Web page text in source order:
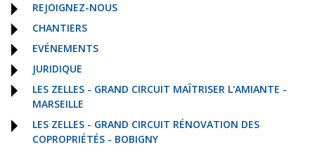
REJOIGNEZ-NOUS
CHANTIERS
EVÉNEMENTS
JURIDIQUE
LES ZELLES - GRAND CIRCUIT MAÎTRISER L'AMIANTE -
MARSEILLE
LES ZELLES - GRAND CIRCUIT RÉNOVATION DES
COPROPRIÉTÉS - BOBIGNY